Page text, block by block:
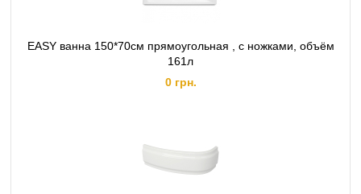
EASY ванна 150*70см прямоугольная , с ножками, объём
161л
0 грн.